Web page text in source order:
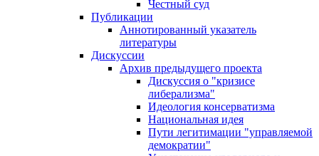
Честный суд
Публикации
Аннотированный указатель
литературы
Дискуссии
Архив предыдущего проекта
Дискуссия о "кризисе
либерализма"
Идеология консерватизма
Национальная идея
Пути легитимации "управляемой
демократии"